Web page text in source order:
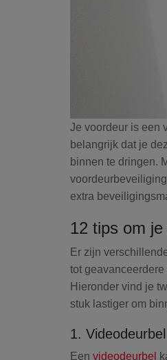
Je voordeur is een
belangrijk dat je
binnen te dringen.
voordeurbeveiliging
extra
12 tips om
Er zijn
tot
Hieronder vind je
stuk lastiger om
1. Videodeurbel
Een videodeurbel